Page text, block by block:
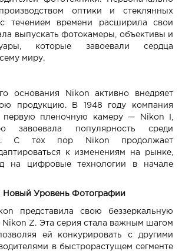
оптики и стеклянных
течением времени расширила свои
выпускать фотокамеры, объективы и
которые завоевали сердца
миру.
основания Nikon активно внедряет
продукцию. В 1948 году компания
первую пленочную камеру — Nikon I,
завоевала популярность среди
С тех пор Nikon продолжает
к изменениям на рынке,
на цифровые технологии в начале
Новый Уровень Фотографии
представила свою беззеркальную
Z. Эта серия стала важным шагом
ей конкурировать с другими
в быстрорастущем сегменте